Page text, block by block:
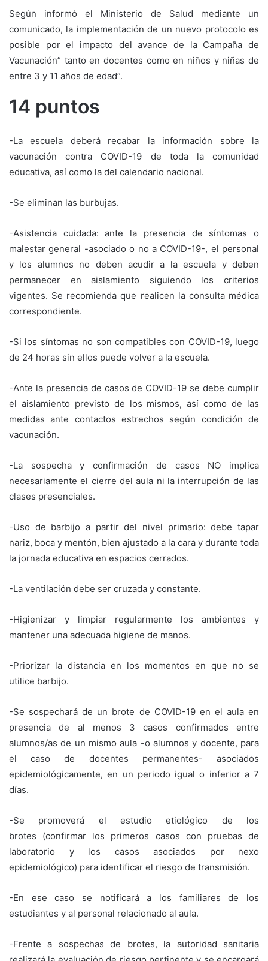
Según informó el Ministerio de Salud mediante un
comunicado, la implementación de un nuevo protocolo es
posible por el impacto del avance de la Campaña de
Vacunación” tanto en docentes como en niños y niñas de
entre 3 y 11 años de edad”.
14 puntos
-La escuela deberá recabar la información sobre la
vacunación contra COVID-19 de toda la comunidad
educativa, así como la del calendario nacional.
-Se eliminan las burbujas.
-Asistencia cuidada: ante la presencia de síntomas o
malestar general -asociado o no a COVID-19-, el personal
y los alumnos no deben acudir a la escuela y deben
permanecer en aislamiento siguiendo los criterios
vigentes. Se recomienda que realicen la consulta médica
correspondiente.
-Si los síntomas no son compatibles con COVID-19, luego
de 24 horas sin ellos puede volver a la escuela.
-Ante la presencia de casos de COVID-19 se debe cumplir
el aislamiento previsto de los mismos, así como de las
medidas ante contactos estrechos según condición de
vacunación.
-La sospecha y confirmación de casos NO implica
necesariamente el cierre del aula ni la interrupción de las
clases presenciales.
-Uso de barbijo a partir del nivel primario: debe tapar
nariz, boca y mentón, bien ajustado a la cara y durante toda
la jornada educativa en espacios cerrados.
-La ventilación debe ser cruzada y constante.
-Higienizar y limpiar regularmente los ambientes y
mantener una adecuada higiene de manos.
-Priorizar la distancia en los momentos en que no se
utilice barbijo.
-Se sospechará de un brote de COVID-19 en el aula en
presencia de al menos 3 casos confirmados entre
alumnos/as de un mismo aula -o alumnos y docente, para
el caso de docentes permanentes- asociados
epidemiológicamente, en un periodo igual o inferior a 7
días.
-Se promoverá el estudio etiológico de los
brotes (confirmar los primeros casos con pruebas de
laboratorio y los casos asociados por nexo
epidemiológico) para identificar el riesgo de transmisión.
-En ese caso se notificará a los familiares de los
estudiantes y al personal relacionado al aula.
-Frente a sospechas de brotes, la autoridad sanitaria